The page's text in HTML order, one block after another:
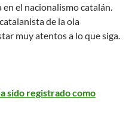
el nacionalismo catalán.
de la ola
muy atentos a lo que siga.
sido registrado como